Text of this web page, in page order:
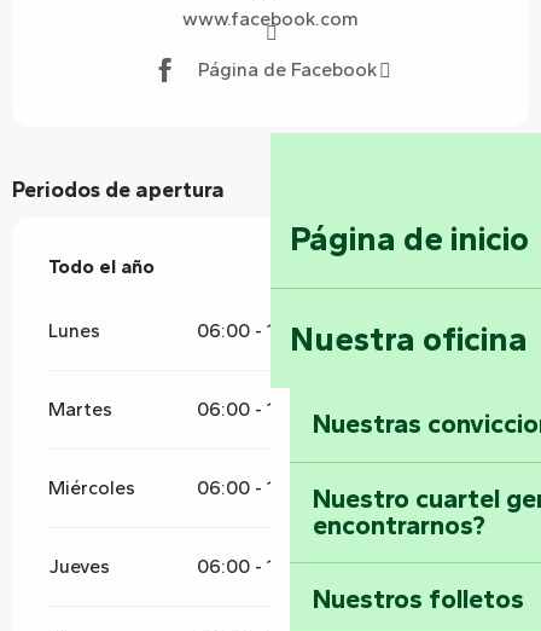
Página de inicio
Nuestra oficina
Nuestras
Nuestro cuartel
encontrarnos?
Nuestros folletos
www.facebook.com
Página de Facebook
Periodos de apertura
Todo el año
Todo el año
Lunes 06:00 - 19:30
Martes 06:00 - 19:30
Miércoles 06:00 - 19:30
Jueves 06:00 - 19:30